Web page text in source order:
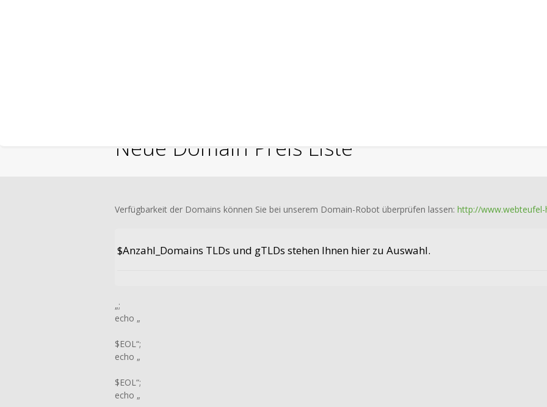
Neue Domain Preis Liste
Verfügbarkeit der Domains können Sie bei unserem Domain-Robot überprüfen lassen: http://
$Anzahl_Domains TLDs und gTLDs stehen Ihnen hier zu Auswahl.
„;
echo „
$EOL“;
echo „
$EOL“;
echo „